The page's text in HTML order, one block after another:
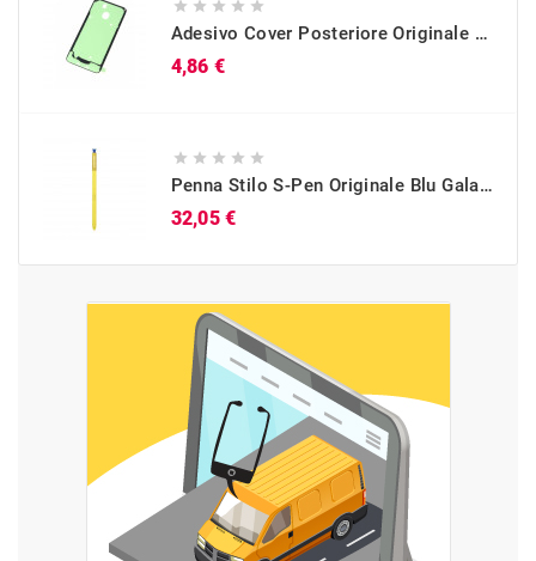
    
Adesivo Cover Posteriore Originale Galaxy A40 (SM-A405)
4,86 €
    
Penna Stilo S-Pen Originale Blu Galaxy Note 9 (SM-N960)
32,05 €